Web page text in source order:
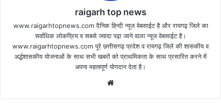
raigarh top news
www.raigarhtopnews.com दैनिक हिन्दी न्यूज वेबसाईट है और रायगढ़ जिले का
सर्वाधिक लोकप्रिय व सबसे ज्यादा पढ़ा जाने वाला न्यूज वेबसाईट है।
www.raigarhtopnews.com पूरे छत्तीसगढ़ प्रदेश व रायगढ़ जिले की शासकीय व
अर्द्धशासकीय योजनाओं के साथ सभी खबरों को प्राथमिकता के साथ प्रसारित करने में
अपना महत्वपूर्ण योगदान देता है।